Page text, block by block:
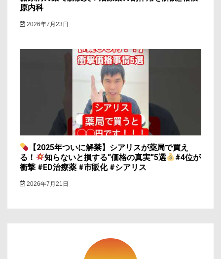
原内科
2026年7月23日
【2025年ついに解禁】シアリスが薬局で買え
る！
知らないと損する“価格の真実”5選
#4位が
衝撃 #ED治療薬 #市販化 #シアリス
2026年7月21日